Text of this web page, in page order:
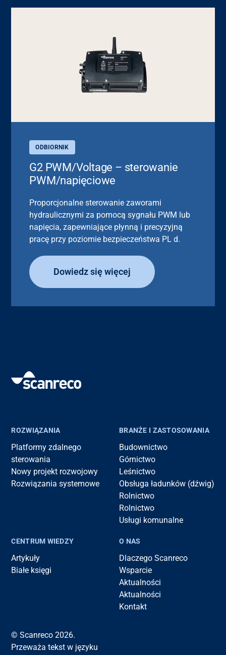
ODBIORNIK
G2 PWM/Voltage – sterowanie
PWM/napięciowe
Proporcjonalne sterowanie zaworami
hydraulicznymi za pomocą sygnału PWM lub
napięcia, zapewniające płynną i precyzyjną
pracę przy poziomie bezpieczeństwa PL d.
Dowiedz się więcej
ROZWIĄZANIA
Platformy zdalnego
sterowania
Nowy projekt rozwojowy
Rozwiązania systemowe
BRANŻE I ZASTOSOWANIA
Budownictwo
Górnictwo
Leśnictwo
Obsługa ładunków (dźwig)
Rolnictwo
Rolnictwo
Usługi komunalne
CENTRUM WIEDZY
Artykuły
Białe księgi
O NAS
Dlaczego Scanreco
Wsparcie
Aktualności
Aktualności
Kontakt
© Scanreco 2026.
Przeważa tekst w języku